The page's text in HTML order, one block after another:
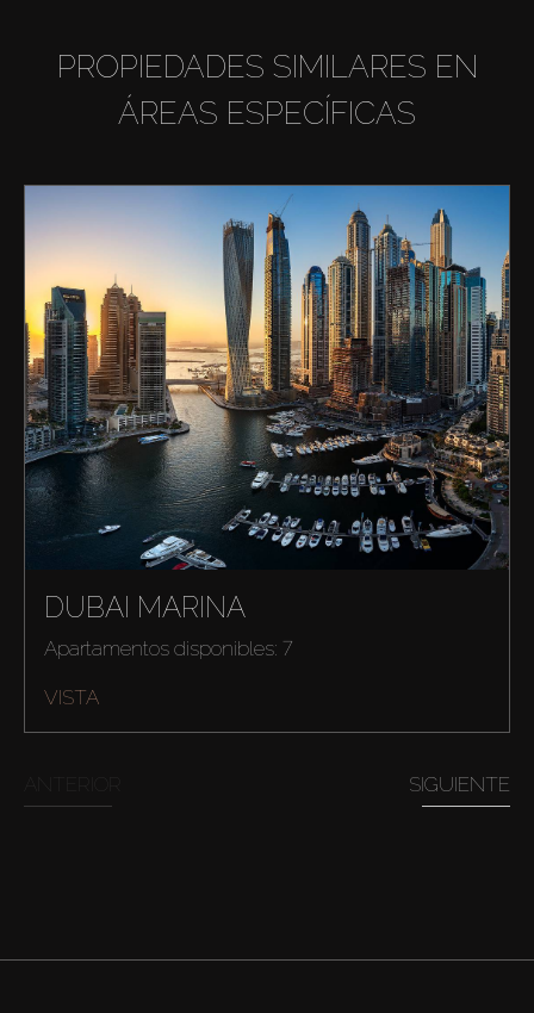
PROPIEDADES SIMILARES EN
ÁREAS ESPECÍFICAS
DUBAI MARINA
Apartamentos disponibles: 7
VISTA
SIGUIENTE